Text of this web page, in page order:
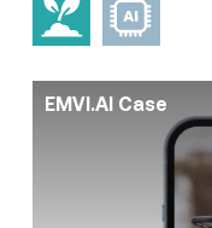
EMVI.AI Case